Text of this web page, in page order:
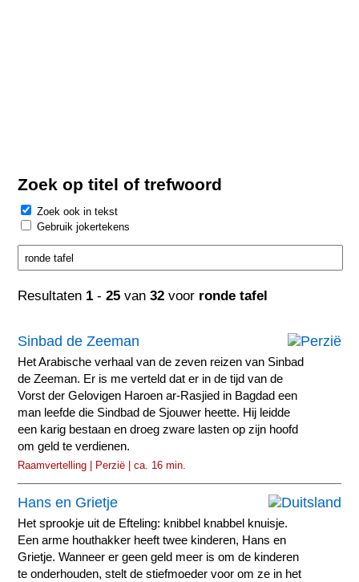
Zoek op titel of trefwoord
Zoek ook in tekst
Gebruik jokertekens
Resultaten 1 -25 van32 voor ronde tafel
Sinbad de Zeeman
Het Arabische verhaal van de zeven reizen van Sinbad
de Zeeman. Er is me verteld dat er in de tijd van de
Vorst der Gelovigen Haroen ar-Rasjied in Bagdad een
man leefde die Sindbad de Sjouwer heette. Hij leidde
een karig bestaan en droeg zware lasten op zijn hoofd
om geld te verdienen.
Raamvertelling | Perzië | ca. 16 min.
Hans en Grietje
Het sprookje uit de Efteling: knibbel knabbel knuisje.
Een arme houthakker heeft twee kinderen, Hans en
Grietje. Wanneer er geen geld meer is om de kinderen
te onderhouden, stelt de stiefmoeder voor om ze in het